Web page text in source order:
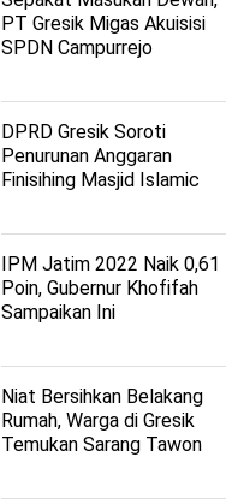
PT Gresik Migas Akuisisi
SPDN Campurrejo
DPRD Gresik Soroti
Penurunan Anggaran
Finisihing Masjid Islamic
IPM Jatim 2022 Naik 0,61
Poin, Gubernur Khofifah
Sampaikan Ini
Niat Bersihkan Belakang
Rumah, Warga di Gresik
Temukan Sarang Tawon